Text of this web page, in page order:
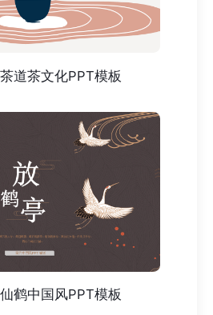
道茶文化PPT模板
鹤中国风PPT模板